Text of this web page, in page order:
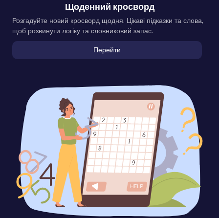
Щоденний кросворд
Розгадуйте новий кросворд щодня. Цікаві підказки та слова,
щоб розвинути логіку та словниковий запас.
Перейти